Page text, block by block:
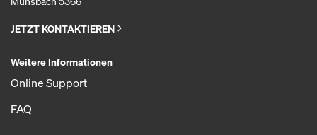
JETZT KONTAKTIEREN
Weitere Informationen
Online Support
FAQ